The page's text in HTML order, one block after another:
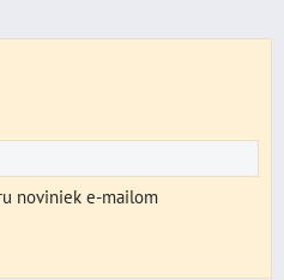
noviniek e-mailom